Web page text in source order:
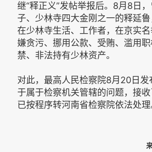
继“释正义”发帖举报后。8月8日
子、少林寺四大金刚之一的释延
在少林寺生活、工作者，在京实
嫌贪污、挪用公款、受贿、滥用
禁、非法持有少林资产。
对此，最高人民检察院8月20日发
于属于检察机关管辖的问题，接收
已按程序转河南省检察院依法处理